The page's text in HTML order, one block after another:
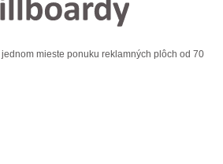
mieste ponuku reklamných plôch od 70